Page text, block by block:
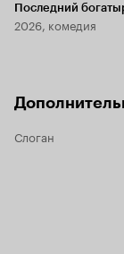
Последний
2026, комедия
Слоган